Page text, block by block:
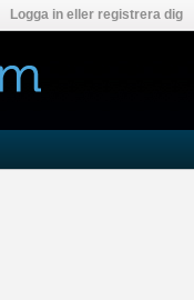
Logga in eller registrera dig